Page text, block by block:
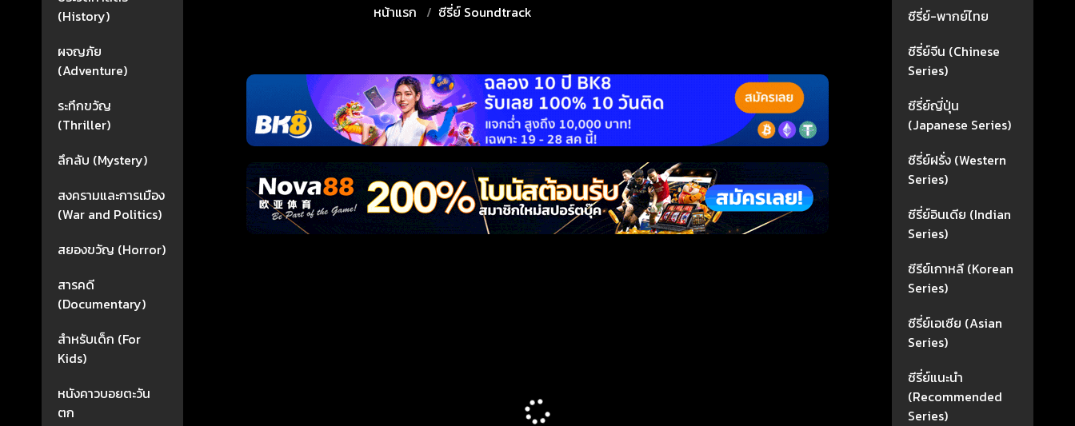
(History)
ผจญภัย
(Adventure)
ระทึกขวัญ
(Thriller)
ลึกลับ (Mystery)
สงครามและการเมือง
(War and Politics)
สยองขวัญ (Horror)
สารคดี
(Documentary)
สำหรับเด็ก (For
Kids)
หนังคาวบอยตะวัน
ตก
หน้าแรก
ซีรี่ย์ Soundtrack
ซีรี่ย์-พากย์ไทย
ซีรี่ย์จีน (Chinese
Series)
ซีรี่ย์ญี่ปุ่น
(Japanese Series)
ซีรี่ย์ฝรั่ง (Western
Series)
ซีรี่ย์อินเดีย (Indian
Series)
ซีรีย์เกาหลี (Korean
Series)
ซีรี่ย์เอเซีย (Asian
Series)
ซีรี่ย์แนะนำ
(Recommended
Series)